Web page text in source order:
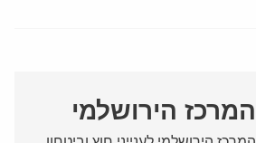
המרכז הירושלמי